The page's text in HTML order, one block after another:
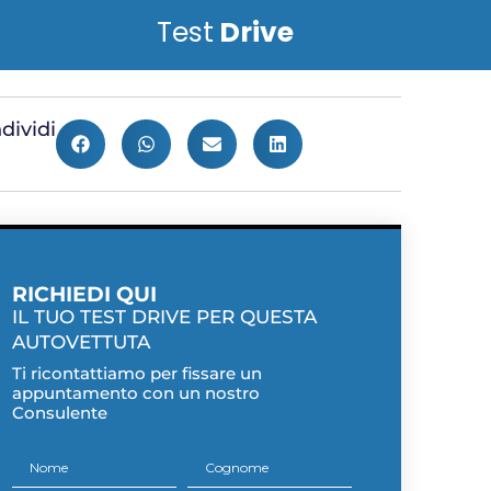
Test Drive
RICHIEDI QUI
IL TUO TEST DRIVE PER QUESTA
AUTOVETTUTA
Ti ricontattiamo per fissare un
appuntamento con un nostro
Consulente